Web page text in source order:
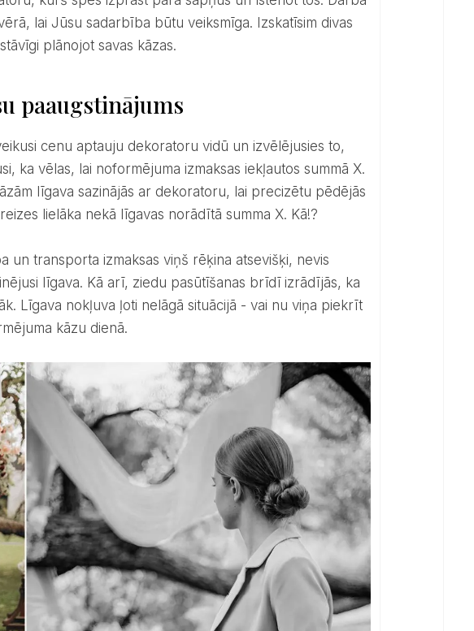
lai Jūsu sadarbība būtu veiksmīga. Izskatīsim divas
plānojot savas kāzas.
paaugstinājums
ka vēlas, lai noformējuma izmaksas iekļautos summā X.
līgava sazinājās ar dekoratoru, lai precizētu pēdējās
lielāka nekā līgavas norādītā summa X. Kā!?
līgava. Kā arī, ziedu pasūtīšanas brīdī izrādījās, ka
Līgava nokļuva ļoti nelāgā situācijā - vai nu viņa piekrīt
kāzu dienā.